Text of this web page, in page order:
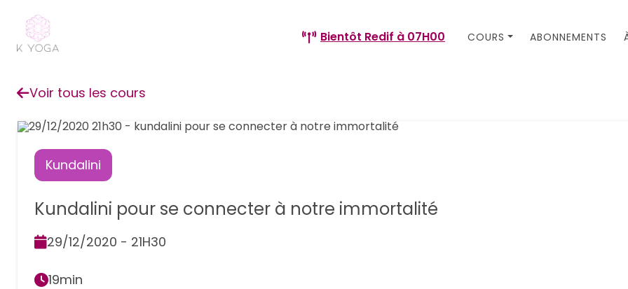
Bientôt Redif à 07H00 COURS ABONNEMENTS
Voir tous les cours
Kundalini
Kundalini pour se connecter à notre immortalité
29/12/2020 - 21H30
19min